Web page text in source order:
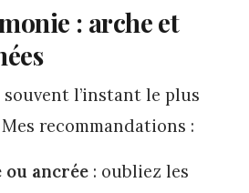
: arche et
l’instant le plus
recommandations :
ancrée : oubliez les